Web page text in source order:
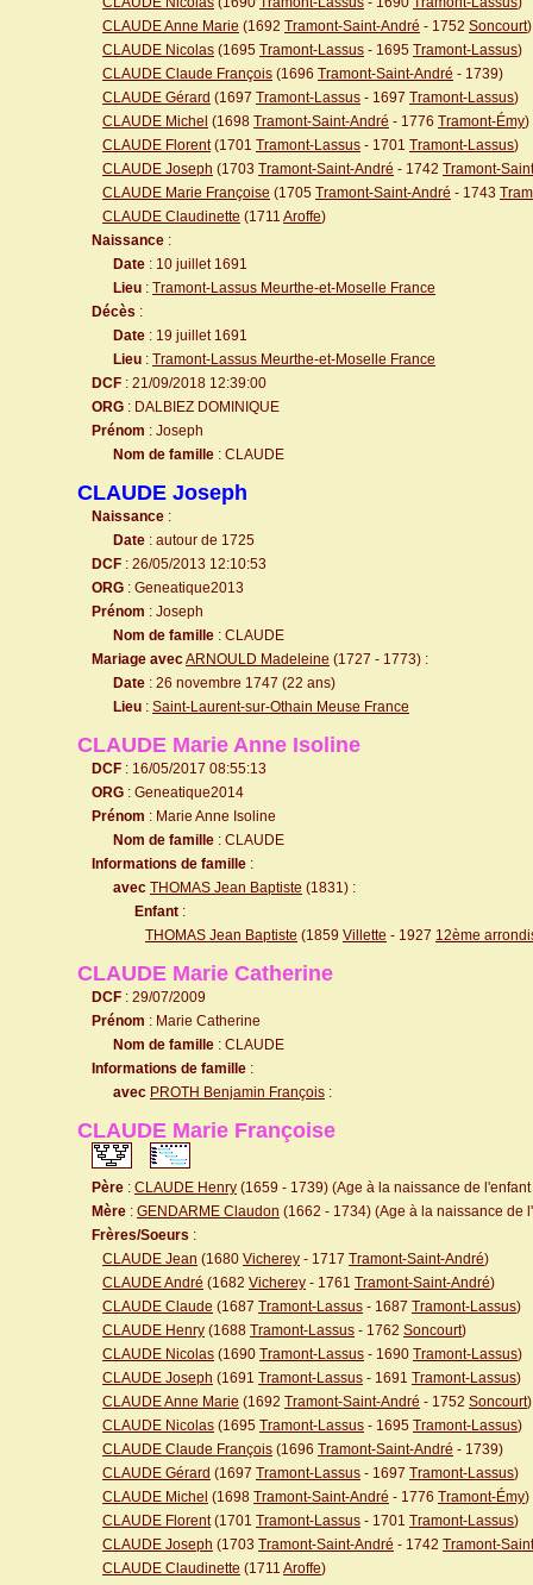
CLAUDE Anne Marie (1692 Tramont-Saint-André - 1752 Soncourt)
CLAUDE Nicolas (1695 Tramont-Lassus - 1695 Tramont-Lassus)
CLAUDE Claude François (1696 Tramont-Saint-André - 1739)
CLAUDE Gérard (1697 Tramont-Lassus - 1697 Tramont-Lassus)
CLAUDE Michel (1698 Tramont-Saint-André - 1776 Tramont-Émy)
CLAUDE Florent(1701 Tramont-Lassus - 1701 Tramont-Lassus)
CLAUDE Joseph (1703 Tramont-Saint-André - 1742 Tramont-
CLAUDE Marie Françoise (1705 Tramont-Saint-André - 1743
CLAUDE Claudinette (1711 Aroffe)
Naissance :
Date : 10 juillet 1691
Lieu : Tramont-Lassus Meurthe-et-Moselle France
Décès :
Date : 19 juillet 1691
Lieu : Tramont-Lassus Meurthe-et-Moselle France
DCF : 21/09/2018 12:39:00
ORG : DALBIEZ DOMINIQUE
Prénom : Joseph
Nom de famille : CLAUDE
CLAUDE Joseph
Naissance :
Date : autour de 1725
DCF : 26/05/2013 12:10:53
ORG : Geneatique2013
Prénom : Joseph
Nom de famille : CLAUDE
Mariage avecARNOULD Madeleine (1727 - 1773) :
Date : 26 novembre 1747 (22 ans)
Lieu : Saint-Laurent-sur-Othain Meuse France
CLAUDE Marie Anne Isoline
DCF : 16/05/2017 08:55:13
ORG : Geneatique2014
Prénom : Marie Anne Isoline
Nom de famille : CLAUDE
Informations de famille :
avec THOMAS Jean Baptiste (1831) :
Enfant :
THOMAS Jean Baptiste (1859 Villette - 1927 12ème
CLAUDE Marie Catherine
DCF : 29/07/2009
Prénom : Marie Catherine
Nom de famille : CLAUDE
Informations de famille :
avec PROTH Benjamin François :
CLAUDE Marie Françoise
Père : CLAUDE Henry (1659 - 1739) (Age à la naissance de
Mère : GENDARME Claudon (1662 - 1734) (Age à la naissance de
Frères/Soeurs :
CLAUDE Jean (1680 Vicherey - 1717 Tramont-Saint-André)
CLAUDE André (1682 Vicherey - 1761 Tramont-Saint-André)
CLAUDE Claude (1687 Tramont-Lassus - 1687 Tramont-Lassus)
CLAUDE Henry (1688 Tramont-Lassus - 1762 Soncourt)
CLAUDE Nicolas (1690 Tramont-Lassus - 1690 Tramont-Lassus)
CLAUDE Joseph (1691 Tramont-Lassus - 1691 Tramont-Lassus)
CLAUDE Anne Marie (1692 Tramont-Saint-André - 1752 Soncourt)
CLAUDE Nicolas (1695 Tramont-Lassus - 1695 Tramont-Lassus)
CLAUDE Claude François (1696 Tramont-Saint-André - 1739)
CLAUDE Gérard (1697 Tramont-Lassus - 1697 Tramont-Lassus)
CLAUDE Michel (1698 Tramont-Saint-André - 1776 Tramont-Émy)
CLAUDE Florent(1701 Tramont-Lassus - 1701 Tramont-Lassus)
CLAUDE Joseph (1703 Tramont-Saint-André - 1742 Tramont-
CLAUDE Claudinette (1711 Aroffe)